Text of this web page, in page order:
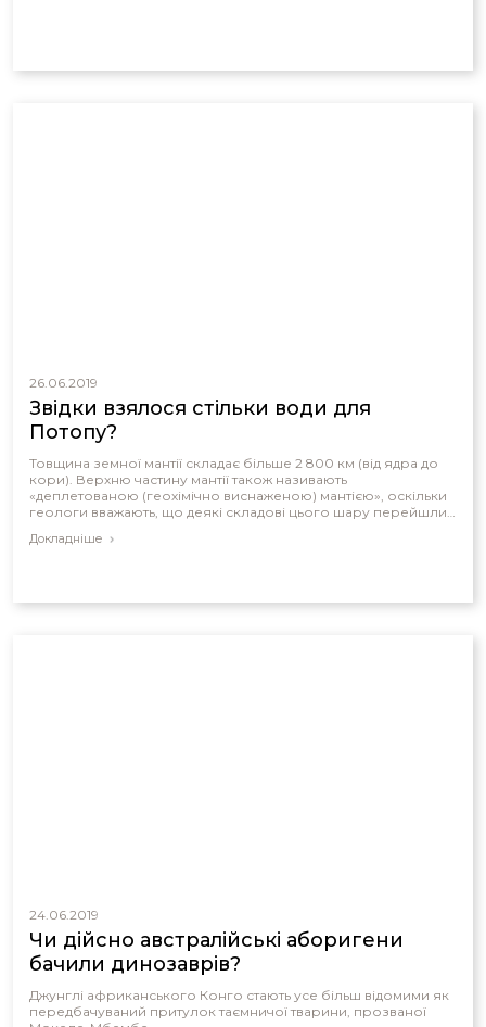
26.06.2019
Звідки взялося стільки води для
Потопу?
Товщина земної мантії складає більше 2 800 км (від ядра до
кори). Верхню частину мантії також називають
«деплетованою (геохімічно виснаженою) мантією», оскільки
геологи вважають, що деякі складові цього шару перейшли
Докладніше
24.06.2019
Чи дійсно австралійські аборигени
бачили динозаврів?
Джунглі африканського Конго стають усе більш відомими як
передбачуваний притулок таємничої тварини, прозваної